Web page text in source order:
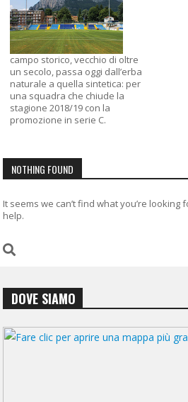
campo storico, vecchio di oltre
un secolo, passa oggi dall’erba
naturale a quella sintetica: per
una squadra che chiude la
stagione 2018/19 con la
promozione in serie C.
NOTHING FOUND
It seems we can’t find what you’re looking
help.
DOVE SIAMO